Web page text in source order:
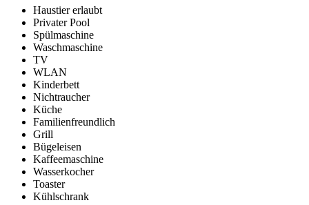
Haustier erlaubt
Privater Pool
Spülmaschine
Waschmaschine
TV
WLAN
Kinderbett
Nichtraucher
Küche
Familienfreundlich
Grill
Bügeleisen
Kaffeemaschine
Wasserkocher
Toaster
Kühlschrank